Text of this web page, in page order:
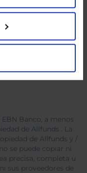
Banco, a menos
de Allfunds . La
de Allfunds y /
se puede copiar ni
precisa, completa u
sus proveedores de